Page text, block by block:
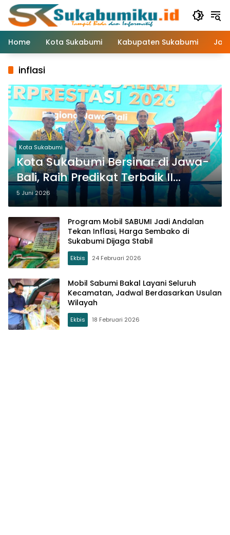
Langsung
konten
Home
Kota Sukabumi Kabupaten Sukabumi
inflasi
Kota Sukabumi
Kota Sukabumi Bersinar di Jawa-
Bali, Raih Predikat Terbaik II
Pengendalian Inflasi
5 Juni 2026
Program Mobil SABUMI Jadi Andalan
Tekan Inflasi, Harga Sembako di
Sukabumi Dijaga Stabil
Ekbis 24 Februari 2026
Mobil Sabumi Bakal Layani Seluruh
Kecamatan, Jadwal Berdasarkan Usulan
Wilayah
Ekbis 18 Februari 2026